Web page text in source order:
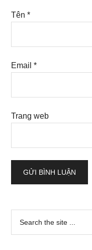
Tên*
Email*
Trang web
Sidebar
chính